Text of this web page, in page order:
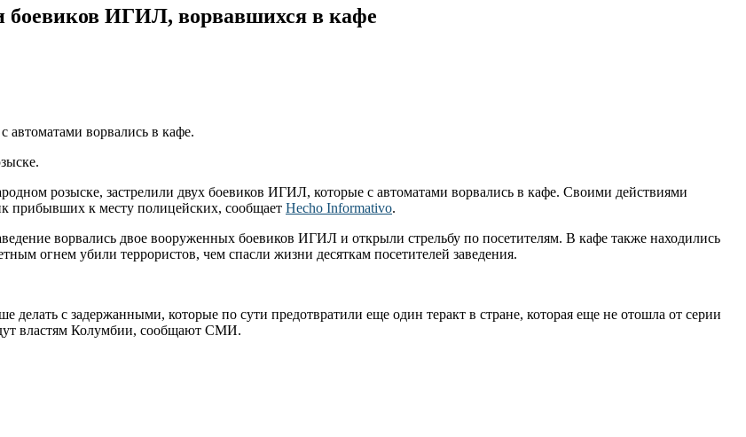
боевиков ИГИЛ, ворвавшихся в кафе
ворвались в кафе.
розыске, застрелили двух боевиков ИГИЛ, которые с автоматами ворвались в кафе. Своими действиями
прибывших к месту полицейских, сообщает Hecho Informativo.
ворвались двое вооруженных боевиков ИГИЛ и открыли стрельбу по посетителям. В кафе также находились
огнем убили террористов, чем спасли жизни десяткам посетителей заведения.
делать с задержанными, которые по сути предотвратили еще один теракт в стране, которая еще не отошла от серии
властям Колумбии, сообщают СМИ.